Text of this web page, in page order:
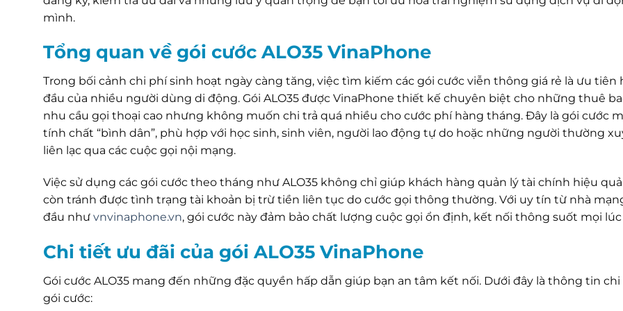
mình.
Tổng quan về gói cước ALO35 VinaPhone
Trong bối cảnh chi phí sinh hoạt ngày càng tăng, việc tìm kiếm các gói cước viễn thông giá rẻ là ưu tiên
đầu của nhiều người dùng di động. Gói ALO35 được VinaPhone thiết kế chuyên biệt cho những thuê
nhu cầu gọi thoại cao nhưng không muốn chi trả quá nhiều cho cước phí hàng tháng. Đây là gói cước
tính chất “bình dân”, phù hợp với học sinh, sinh viên, người lao động tự do hoặc những người thường
liên lạc qua các cuộc gọi nội mạng.
Việc sử dụng các gói cước theo tháng như ALO35 không chỉ giúp khách hàng quản lý tài chính hiệu
còn tránh được tình trạng tài khoản bị trừ tiền liên tục do cước gọi thông thường. Với uy tín từ nhà
đầu như vnvinaphone.vn, gói cước này đảm bảo chất lượng cuộc gọi ổn định, kết nối thông suốt mọi
Chi tiết ưu đãi của gói ALO35 VinaPhone
Gói cước ALO35 mang đến những đặc quyền hấp dẫn giúp bạn an tâm kết nối. Dưới đây là thông tin
gói cước: